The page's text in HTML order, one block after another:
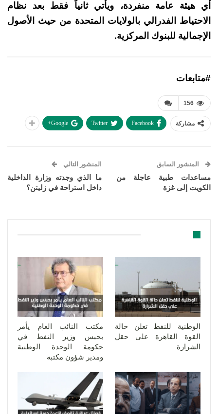
أي هيئة عامة منفردة، ويأتي ثانياً فقط بعد نظام
الاحتياط الفدرالي بالولايات المتحدة من حيث الأصول
الإجمالية للبنوك المركزية.
#متابعات
156
مشاركة Facebook
Twitter
Google+
المنشور السابق
مساعدات طبية عاجلة من
الكويت إلى غزة
المنشور التالي
ما الذي وجدته وزارة الداخلية
داخل استراحة في زليتن؟
الوطنية للنفط تعلن حالة
القوة القاهرة على حقل
الشرارة
مكتب النائب العام يأمر
بحبس وزير النفط في
حكومة الوحدة الوطنية
ومدير شؤون مكتبه